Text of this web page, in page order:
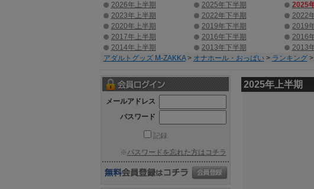
2026年上半期 2025年下半期 2025
2023年上半期
2022年下半期 2022
2020年上半期
2019年下半期 2019
2017年上半期
2016年下半期 2016
2014年上半期
2013年下半期
2013
アダルトグッズ M-ZAKKA> オナホール・おっぱい> ランキング>
2025年上半期
メールアドレス
パスワード
記録
※パスワードを忘れた方はコチラ